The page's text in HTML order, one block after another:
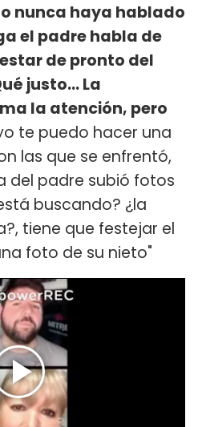
nunca haya hablado
el padre habla de
de pronto del
justo... La
la atención, pero
te puedo hacer una
las que se enfrentó,
del padre subió fotos
buscando? ¿la
tiene que festejar el
foto de su nieto"